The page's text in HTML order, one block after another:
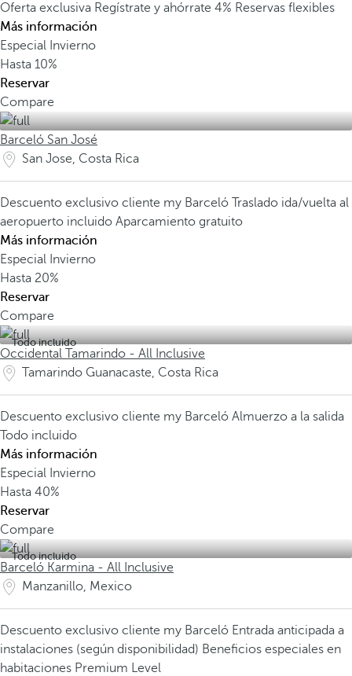
Oferta exclusiva Regístrate y ahórrate 4% Reservas flexibles
Más información
Especial Invierno
Hasta 10%
Reservar
Compare
Barceló San José
San Jose, Costa Rica
Descuento exclusivo cliente my Barceló Traslado ida/vuelta al
aeropuerto incluido Aparcamiento gratuito
Más información
Especial Invierno
Hasta 20%
Reservar
Compare
Todo incluido
Occidental Tamarindo - All Inclusive
Tamarindo Guanacaste, Costa Rica
Descuento exclusivo cliente my Barceló Almuerzo a la salida
Todo incluido
Más información
Especial Invierno
Hasta 40%
Reservar
Compare
Todo incluido
Barceló Karmina - All Inclusive
Manzanillo, Mexico
Descuento exclusivo cliente my Barceló Entrada anticipada a
instalaciones (según disponibilidad) Beneficios especiales en
habitaciones Premium Level